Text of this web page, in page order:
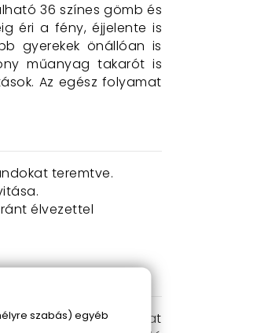
36 színes gömb és
éri a fény, éjjelente is
gyerekek önállóan is
műanyag takarót is
Az egész folyamat
teremtve.
élvezettel
A rudakat
szabás) egyéb